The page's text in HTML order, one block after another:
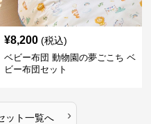
¥8,200 (税込)
ベビー布団 動物園の夢ごこち ベ
ビー布団セット
ット一覧へ ›